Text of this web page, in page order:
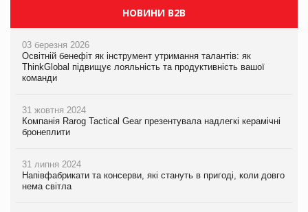
НОВИНИ B2B
03 березня 2026
Освітній бенефіт як інструмент утримання талантів: як
ThinkGlobal підвищує лояльність та продуктивність вашої
команди
31 жовтня 2024
Компанія Rarog Tactical Gear презентувала надлегкі керамічні
бронеплити
31 липня 2024
Напівфабрикати та консерви, які стануть в пригоді, коли довго
нема світла